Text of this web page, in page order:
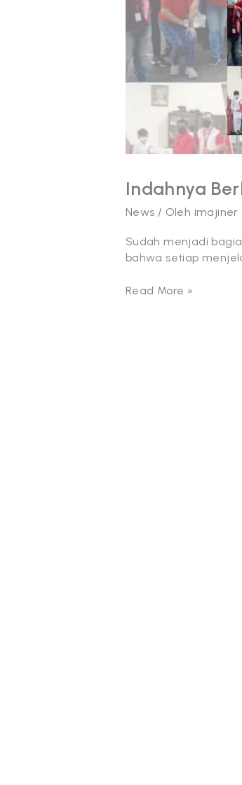
Indahnya
News / Oleh imajiner
Sudah menjadi
bahwa setiap
Penuh
Berkah
Read More »